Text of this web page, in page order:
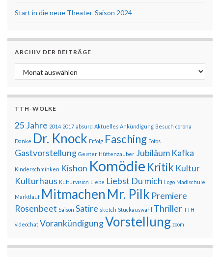
Start in die neue Theater-Saison 2024
ARCHIV DER BEITRÄGE
Archiv der Beiträge
TTH-WOLKE
25 Jahre 2014 2017 absurd Aktuelles Ankündigung Besuch corona
Danke Dr. Knock Erfolg Fasching Fotos
Gastvorstellung Geister Hüttenzauber Jubiläum Kafka
Kinderschminken Kishon Komödie Kritik Kultur
Kulturhaus Kulturvision Liebe Liebst Du mich Logo Madlschule
Marktlauf Mitmachen Mr. Pilk Premiere
Rosenbeet Saison Satire sketch Stückauswahl Thriller TTH
videochat VorankündigungVorstellung zoom